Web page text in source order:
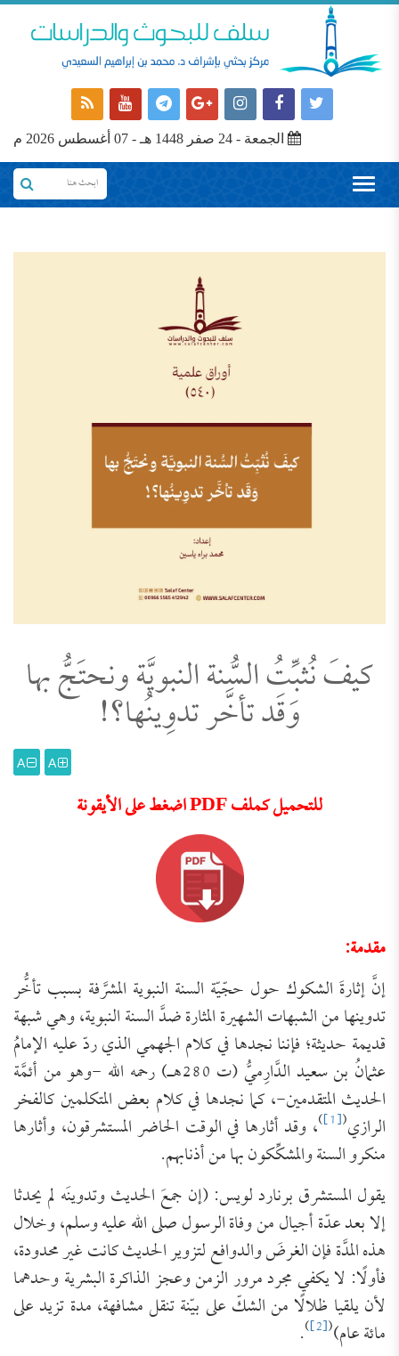
الجمعة - 24 صفر 1448 هـ - 07 أغسطس 2026 م
كيفَ نُثبِّتُ السُّنة النبويَّة ونحتَجُّ بها
وَقَد تأخَّر تدوِينُها؟!
A
A
للتحميل كملف PDF اضغط على الأيقونة
مقدمة:
إنَّ إثارةَ الشكوك حول حجّيّة السنة النبوية المشرَّفة بسبب تأخُّر
تدوينها من الشبهات الشهيرة المثارة ضدَّ السنة النبوية، وهي شبهة
قديمة حديثة؛ فإننا نجدها في كلام الجهمي الذي ردّ عليه الإمامُ
عثمانُ بن سعيد الدَّارِميُّ (ت 280هـ) رحمه الله -وهو من أئمَّة
الحديث المتقدمين-، كما نجدها في كلام بعض المتكلمين كالفخر
الرازي(
[1]
)، وقد أثارها في الوقت الحاضر المستشرقون، وأثارها
منكرو السنة والمشكِّكون بها من أذنابهم.
يقول المستشرق برنارد لويس: (إن جمعَ الحديث وتدوينَه لم يحدثا
إلا بعد عدّة أجيال من وفاة الرسول صلى الله عليه وسلم، وخلال
هذه المدَّة فإن الغرضَ والدوافع لتزوير الحديث كانت غير محدودة،
فأولًا: لا يكفي مجرد مرور الزمن وعجز الذاكرة البشرية وحدهما
لأن يلقيا ظلالًا من الشكّ على بيّنة تنقل مشافهة، مدة تزيد على
مائة عام)(
[2]
)
.